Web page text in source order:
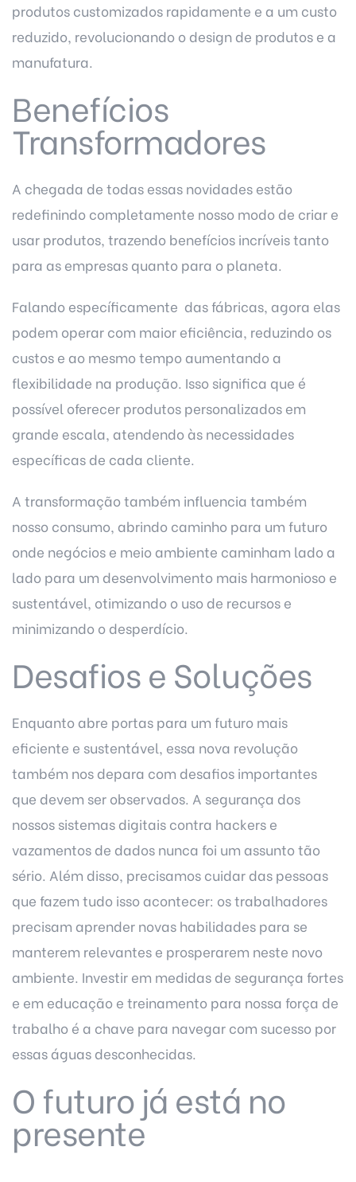
produtos customizados rapidamente e a um custo
reduzido, revolucionando o design de produtos e a
manufatura.
Benefícios
Transformadores
A chegada de todas essas novidades estão
redefinindo completamente nosso modo de criar e
usar produtos, trazendo benefícios incríveis tanto
para as empresas quanto para o planeta.
Falando específicamente das fábricas, agora elas
podem operar com maior eficiência, reduzindo os
custos e ao mesmo tempo aumentando a
flexibilidade na produção. Isso significa que é
possível oferecer produtos personalizados em
grande escala, atendendo às necessidades
específicas de cada cliente.
A transformação também influencia também
nosso consumo, abrindo caminho para um futuro
onde negócios e meio ambiente caminham lado a
lado para um desenvolvimento mais harmonioso e
sustentável, otimizando o uso de recursos e
minimizando o desperdício.
Desafios e Soluções
Enquanto abre portas para um futuro mais
eficiente e sustentável, essa nova revolução
também nos depara com desafios importantes
que devem ser observados. A segurança dos
nossos sistemas digitais contra hackers e
vazamentos de dados nunca foi um assunto tão
sério. Além disso, precisamos cuidar das pessoas
que fazem tudo isso acontecer: os trabalhadores
precisam aprender novas habilidades para se
manterem relevantes e prosperarem neste novo
ambiente. Investir em medidas de segurança fortes
e em educação e treinamento para nossa força de
trabalho é a chave para navegar com sucesso por
essas águas desconhecidas.
O futuro já está no
presente